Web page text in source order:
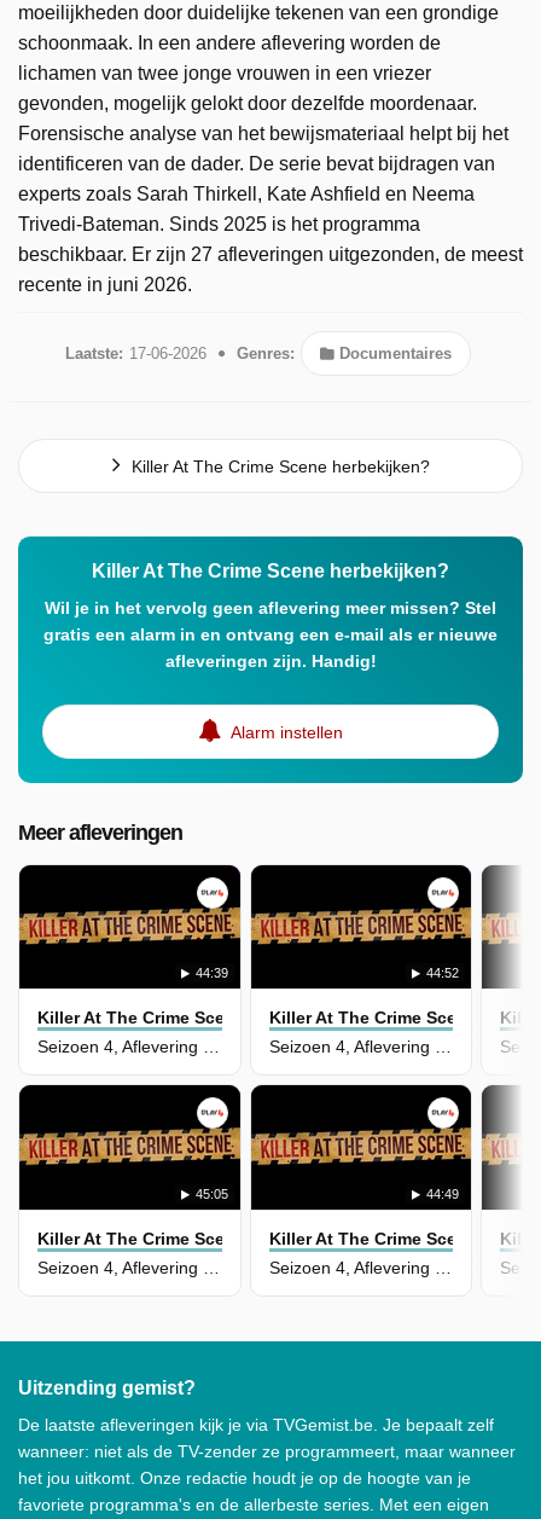
moeilijkheden door duidelijke tekenen van een grondige
schoonmaak. In een andere aflevering worden de
lichamen van twee jonge vrouwen in een vriezer
gevonden, mogelijk gelokt door dezelfde moordenaar.
Forensische analyse van het bewijsmateriaal helpt bij het
identificeren van de dader. De serie bevat bijdragen van
experts zoals Sarah Thirkell, Kate Ashfield en Neema
Trivedi-Bateman. Sinds 2025 is het programma
beschikbaar. Er zijn 27 afleveringen uitgezonden, de meest
recente in juni 2026.
Laatste: 17-06-2026 Genres: Documentaires
Killer At The Crime Scene herbekijken?
Killer At The Crime Scene herbekijken?
Wil je in het vervolg geen aflevering meer missen? Stel
gratis een alarm in en ontvang een e-mail als er nieuwe
afleveringen zijn. Handig!
Alarm instellen
Meer afleveringen
44:39
Killer At The Crime Scene
Seizoen 4, Aflevering 7 - Ildiko Krajnyak
44:52
Killer At The Crime Scene
Seizoen 4, Aflevering 6 - Raveesh Kumra
45:05
Killer At The Crime Scene
44:49
Killer At The Crime Scene
Uitzending gemist?
De laatste afleveringen kijk je via TVGemist.be. Je bepaalt zelf
wanneer: niet als de TV-zender ze programmeert, maar wanneer
het jou uitkomt. Onze redactie houdt je op de hoogte van je
favoriete programma's en de allerbeste series. Met een eigen